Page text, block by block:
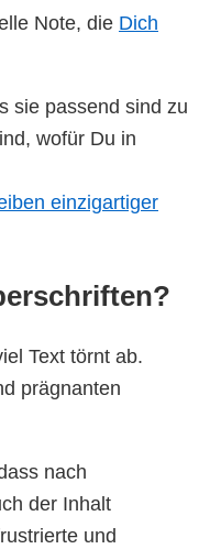
Note, die Dich
sie passend sind zu
wofür Du in
einzigartiger
Text törnt ab.
prägnanten
nach
der Inhalt
und